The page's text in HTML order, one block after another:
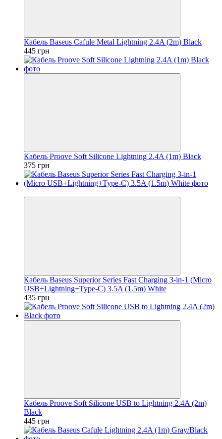
Кабель Baseus Cafule Metal Lightning 2.4A (2m) Black
445 грн
Кабель Proove Soft Silicone Lightning 2.4A (1m) Black
375 грн
Кабель Baseus Superior Series Fast Charging 3-in-1 (Micro
USB+Lightning+Type-C) 3.5A (1.5m) White
435 грн
Кабель Proove Soft Silicone USB to Lightning 2.4A (2m)
Black
445 грн